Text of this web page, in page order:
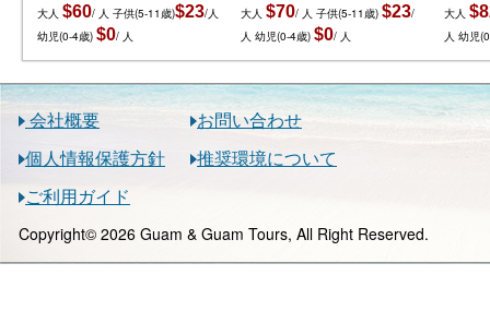
大人 $60/ 人 子供(5-11歳)$23/人
幼児(0-4歳) $0/ 人
大人 $70/ 人 子供(5-11歳) $23/
人 幼児(0-4歳) $0/ 人
大人
人 幼児
会社概要
お問い合わせ
個人情報保護方針
推奨環境について
ご利用ガイド
Copyright© 2026 Guam & Guam Tours, All Right Reserved.